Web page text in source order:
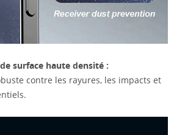
surface haute densité :
contre les rayures, les impacts et